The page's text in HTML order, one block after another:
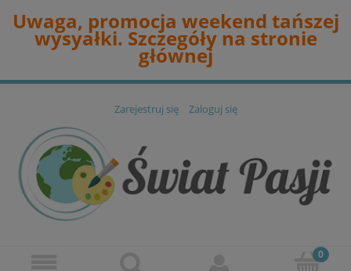
Uwaga, promocja weekend tańszej
wysyałki. Szczegóły na stronie
głównej
Zarejestruj się Zaloguj się